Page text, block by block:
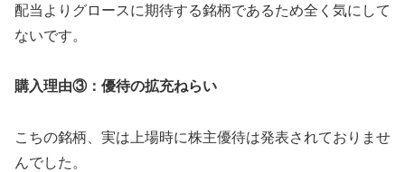
配当よりグロースに期待する銘柄であるため全く気にして
ないです。
購入理由③：優待の拡充ねらい
こちの銘柄、実は上場時に株主優待は発表されておりませ
んでした。